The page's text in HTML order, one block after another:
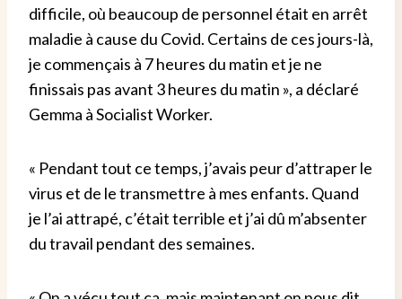
difficile, où beaucoup de personnel était en arrêt
maladie à cause du Covid. Certains de ces jours-là,
je commençais à 7 heures du matin et je ne
finissais pas avant 3 heures du matin », a déclaré
Gemma à Socialist Worker.
« Pendant tout ce temps, j’avais peur d’attraper le
virus et de le transmettre à mes enfants. Quand
je l’ai attrapé, c’était terrible et j’ai dû m’absenter
du travail pendant des semaines.